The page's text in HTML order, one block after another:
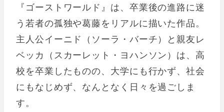
『ゴーストワールド』は、卒業後の進路に迷
う若者の孤独や葛藤をリアルに描いた作品。
主人公イーニド（ソーラ・バーチ）と親友レ
ベッカ（スカーレット・ヨハンソン）は、高
校を卒業したものの、大学にも行かず、社会
にもなじめず、なんとなく日々を過ごしま
す。